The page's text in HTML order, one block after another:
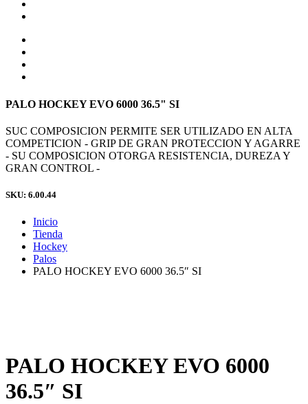
PALO HOCKEY EVO 6000 36.5" SI
SUC COMPOSICION PERMITE SER UTILIZADO EN ALTA
COMPETICION - GRIP DE GRAN PROTECCION Y AGARRE
- SU COMPOSICION OTORGA RESISTENCIA, DUREZA Y
GRAN CONTROL -
SKU: 6.00.44
Inicio
Tienda
Hockey
Palos
PALO HOCKEY EVO 6000 36.5″ SI
PALO HOCKEY EVO 6000
36.5″ SI